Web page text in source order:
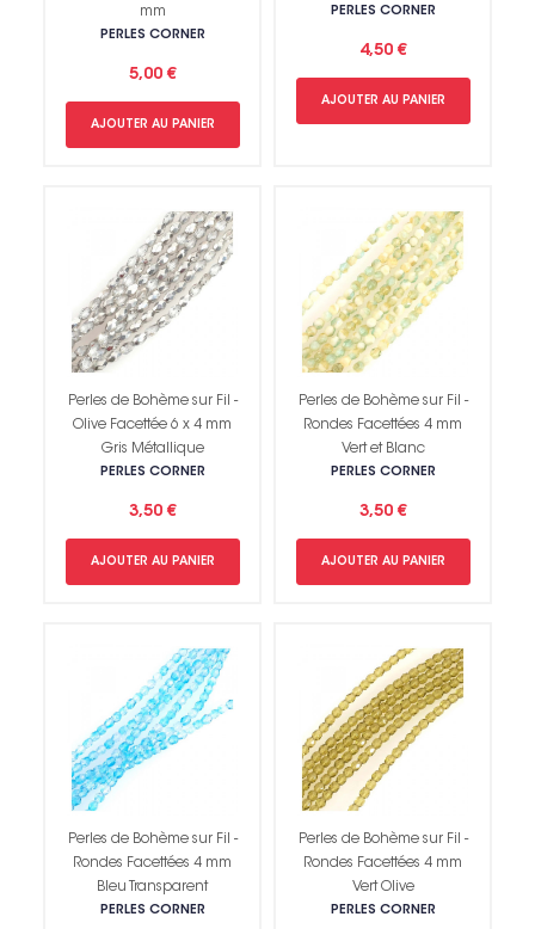
mm
PERLES CORNER
5,00 €
AJOUTER AU PANIER
PERLES CORNER
4,50 €
AJOUTER AU PANIER
Perles de Bohème sur Fil -
Olive Facettée 6 x 4 mm
Gris Métallique
PERLES CORNER
3,50 €
AJOUTER AU PANIER
Perles de Bohème sur Fil -
Rondes Facettées 4 mm
Vert et Blanc
PERLES CORNER
3,50 €
AJOUTER AU PANIER
Perles de Bohème sur Fil -
Rondes Facettées 4 mm
Bleu Transparent
PERLES CORNER
Perles de Bohème sur Fil -
Rondes Facettées 4 mm
Vert Olive
PERLES CORNER